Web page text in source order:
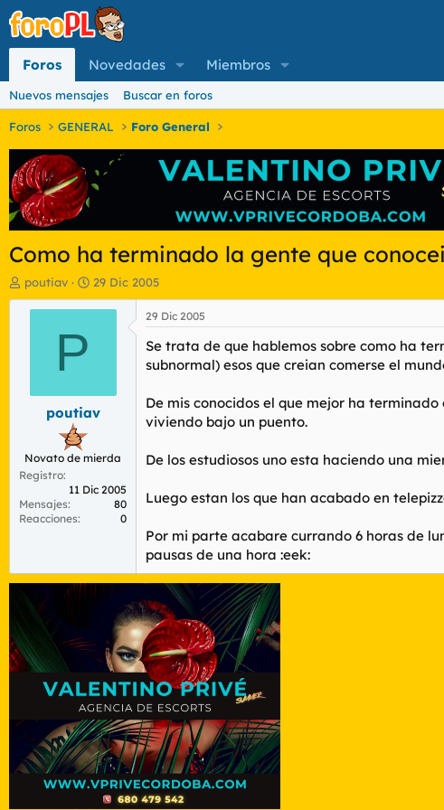
Foros Novedades Miembros
Nuevos mensajes Buscar en foros
Foros GENERAL Foro General
Como ha terminado la gente que
I
n
o
l
t
m
a
poutiav
F
e
c
i
n
i
29 Dic 2005
P
poutiav
Novato de mierda
Registro
11 Dic 2005
Mensajes
80
Reacciones
0
29 Dic 2005
Se trata de que hablemos sobre como ha
subnormal) esos que creian comerse el
De mis conocidos el que mejor ha
viviendo bajo un puento.
De los estudiosos uno esta haciendo una
Luego estan los que han acabado en
Por mi parte acabare currando 6 horas de
pausas de una hora :eek: